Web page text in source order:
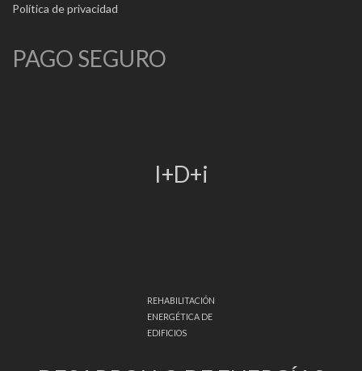
Política de privacidad
PAGO SEGURO
I+D+i
REHABILITACIÓN
ENERGÉTICA DE
EDIFICIOS